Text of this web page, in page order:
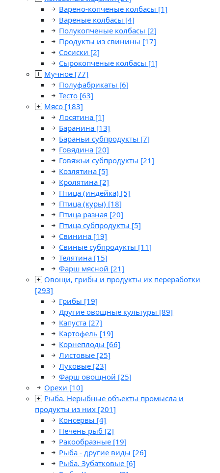
Варено-копченые колбасы [1]
Вареные колбасы [4]
Полукопченые колбасы [2]
Продукты из свинины [17]
Сосиски [2]
Сырокопченые колбасы [1]
Мучное [77]
Полуфабрикаты [6]
Тесто [63]
Мясо [183]
Лосятина [1]
Баранина [13]
Бараньи субпродукты [7]
Говядина [20]
Говяжьи субпродукты [21]
Козлятина [5]
Кролятина [2]
Птица (индейка) [5]
Птица (куры) [18]
Птица разная [20]
Птица субпродукты [5]
Свинина [19]
Свиные субпродукты [11]
Телятина [15]
Фарш мясной [21]
Овощи, грибы и продукты их переработки
[293]
Грибы [19]
Другие овощные культуры [89]
Капуста [27]
Картофель [19]
Корнеплоды [66]
Листовые [25]
Луковые [23]
Фарш овощной [25]
Орехи [10]
Рыба. Нерыбные объекты промысла и
продукты из них [201]
Консервы [4]
Печень рыб [2]
Ракообразные [19]
Рыба - другие виды [26]
Рыба. Зубатковые [6]